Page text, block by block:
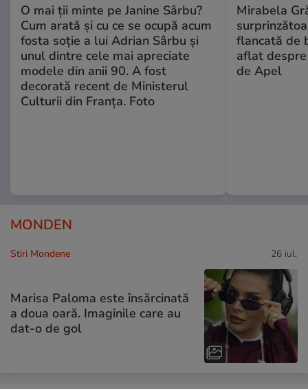
O mai ții minte pe Janine Sârbu?
Cum arată și cu ce se ocupă acum
fosta soție a lui Adrian Sârbu și
unul dintre cele mai apreciate
modele din anii 90. A fost
decorată recent de Ministerul
Culturii din Franța. Foto
Mirabela
flancată de
aflat
de Apel
MONDEN
Stiri Mondene 26 iul.
Marisa Paloma este însărcinată
a doua oară. Imaginile care au
dat-o de gol